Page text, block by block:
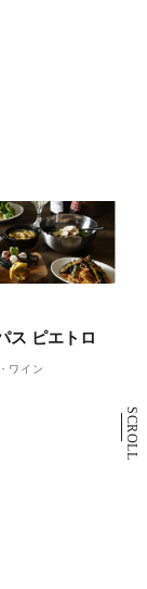
SCROLL
ス ピエトロ
ワイン